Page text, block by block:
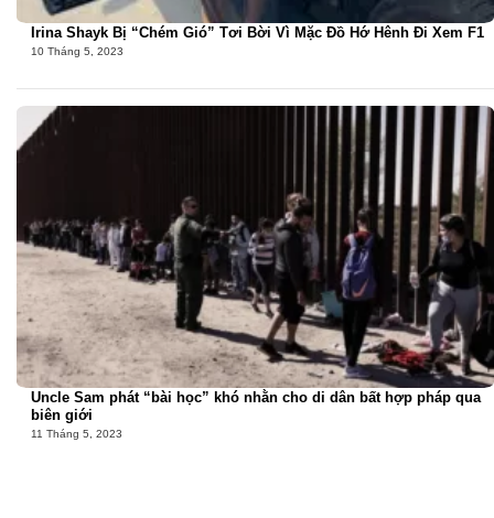
Irina Shayk Bị “Chém Gió” Tơi Bời Vì Mặc Đồ Hớ Hênh Đi Xem F1
10 Tháng 5, 2023
Uncle Sam phát “bài học” khó nhằn cho di dân bất hợp pháp qua
biên giới
11 Tháng 5, 2023